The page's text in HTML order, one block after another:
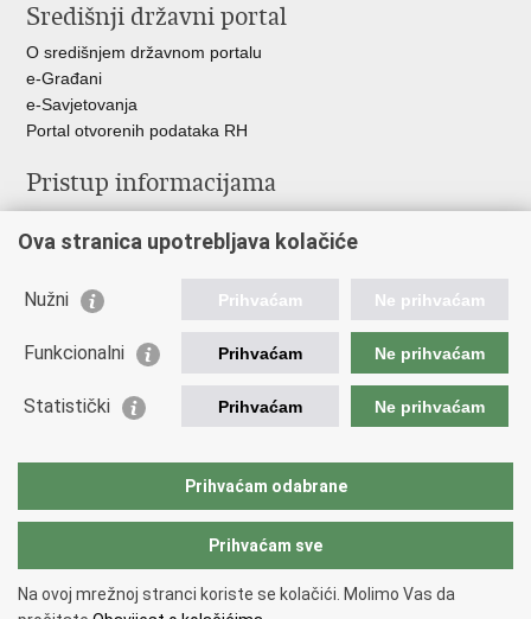
Središnji državni portal
O središnjem državnom portalu
e-Građani
e-Savjetovanja
Portal otvorenih podataka RH
Pristup informacijama
Savjetovanje
Zapošljavanje
Odnosi s javnošću
Važne poveznice
Ministarstvo unutarnjih poslova
Copyright © 2026 Ravnateljstvo civilne zaštite.
Ova stranica upotrebljava kolačiće
Nužni Prihvaćam Ne prihvaćam
Funkcionalni Prihvaćam Ne prihvaćam
Statistički Prihvaćam Ne prihvaćam
Prihvaćam odabrane
Prihvaćam sve
Na ovoj mrežnoj stranci koriste se kolačići. Molimo Vas da